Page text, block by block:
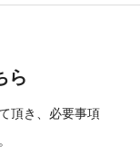
ら
頂き、必要事項